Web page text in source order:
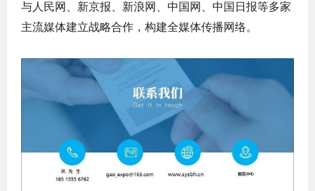
与人民网、新京报、新浪网、中国网、中国日报等多家
主流媒体建立战略合作，构建全媒体传播网络。